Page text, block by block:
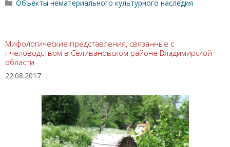
Объекты нематериального культурного наследия
Мифологические представления, связанные с
пчеловодством в Селивановском районе Владимирской
области
22.08.2017